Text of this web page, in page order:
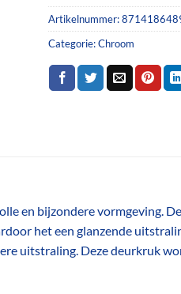
Artikelnummer:
Categorie:Chroom
en bijzondere vormgeving.
het een glanzende
uitstraling. Deze deurkruk